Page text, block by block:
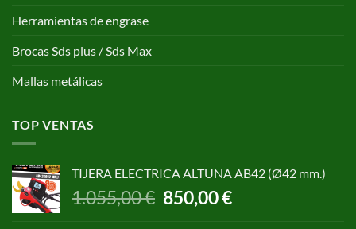
Herramientas de engrase
Brocas Sds plus / Sds Max
Mallas metálicas
TOP VENTAS
TIJERA ELECTRICA ALTUNA AB42 (Ø42 mm.)
1.055,00€ El
precio
850,00€El